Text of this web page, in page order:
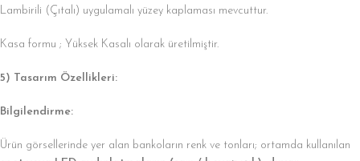
Lambirili (Çıtalı) uygulamalı yüzey kaplaması mevcuttur.
Kasa formu ; Yüksek Kasalı olarak üretilmiştir.
5) Tasarım Özellikleri:
Bilgilendirme:
Ürün görsellerinde yer alan bankoların renk ve tonları; ortamda kullanılan